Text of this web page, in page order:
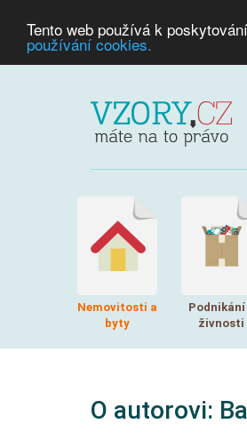
Tento web používá k
používání cookies.
Nemovitosti a
byty
Podnikání
živnosti
O autorovi: